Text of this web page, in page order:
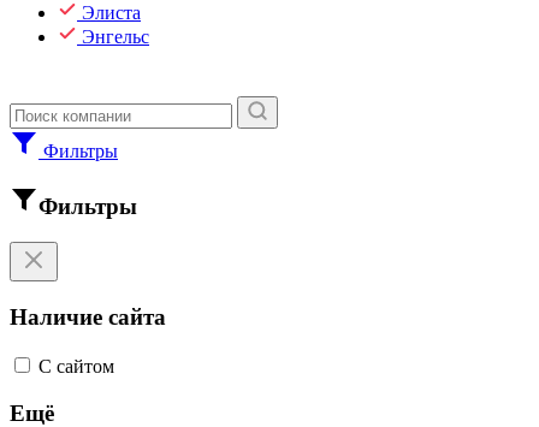
Элиста
Энгельс
Фильтры
Фильтры
Наличие сайта
С сайтом
Ещё